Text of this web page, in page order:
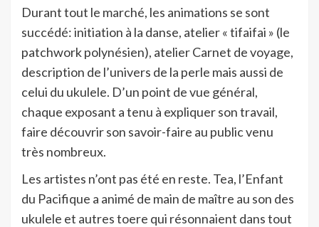
Durant tout le marché, les animations se sont
succédé: initiation à la danse, atelier « tifaifai » (le
patchwork polynésien), atelier Carnet de voyage,
description de l’univers de la perle mais aussi de
celui du ukulele. D’un point de vue général,
chaque exposant a tenu à expliquer son travail,
faire découvrir son savoir-faire au public venu
très nombreux.
Les artistes n’ont pas été en reste. Tea, l’Enfant
du Pacifique a animé de main de maître au son des
ukulele et autres toere qui résonnaient dans tout